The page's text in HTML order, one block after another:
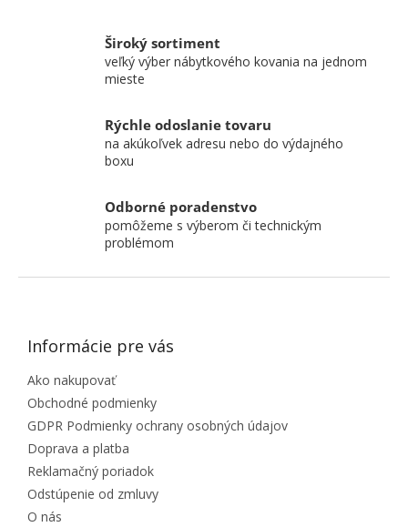
Široký sortiment
veľký výber nábytkového kovania na jednom
mieste
Rýchle odoslanie tovaru
na akúkoľvek adresu nebo do výdajného
boxu
Odborné poradenstvo
pomôžeme s výberom či technickým
problémom
ZÁPÄTIE
Informácie pre vás
Ako nakupovať
Obchodné podmienky
GDPR Podmienky ochrany osobných údajov
Doprava a platba
Reklamačný poriadok
Odstúpenie od zmluvy
O nás